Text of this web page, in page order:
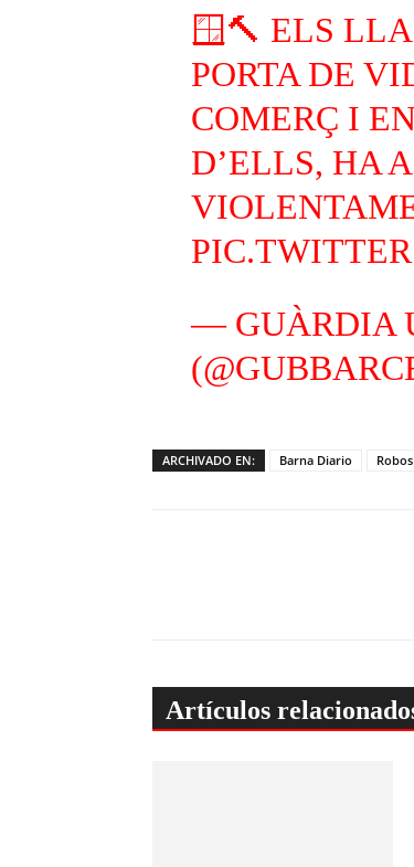
🪟🔨 ELS
PORTA DE
COMERÇ I
D’ELLS, HA
— GUÀRDIA
ARCHIVADO EN: Barna Diario Robos
Artículos